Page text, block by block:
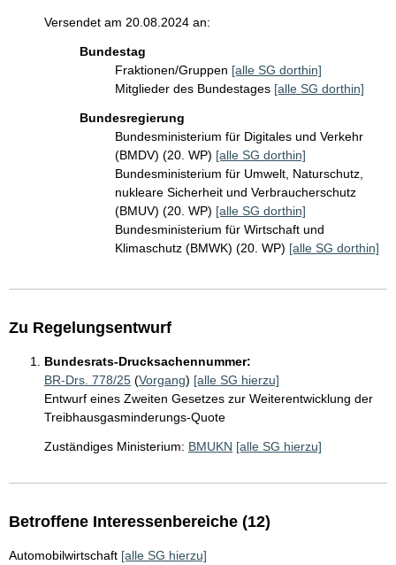
Versendet am 20.08.2024 an:
Bundestag
Fraktionen/Gruppen [alle SG dorthin]
Mitglieder des Bundestages [alle SG dorthin]
Bundesregierung
Bundesministerium für Digitales und Verkehr
(BMDV) (20. WP) [alle SG dorthin]
Bundesministerium für Umwelt, Naturschutz,
nukleare Sicherheit und Verbraucherschutz
(BMUV) (20. WP) [alle SG dorthin]
Bundesministerium für Wirtschaft und
Klimaschutz (BMWK) (20. WP) [alle SG dorthin]
Zu Regelungsentwurf
Bundesrats-Drucksachennummer:
BR-Drs. 778/25 (Vorgang) [alle SG hierzu]
Entwurf eines Zweiten Gesetzes zur Weiterentwicklung der
Treibhausgasminderungs-Quote
Zuständiges Ministerium: BMUKN [alle SG hierzu]
Betroffene Interessenbereiche (12)
Automobilwirtschaft [alle SG hierzu]